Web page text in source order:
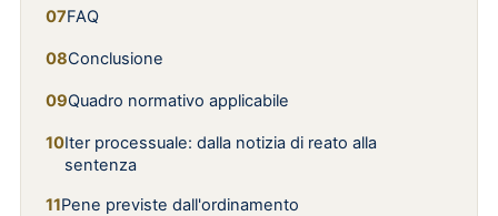
FAQ
Conclusione
Quadro normativo applicabile
Iter processuale: dalla notizia di reato alla
sentenza
Pene previste dall'ordinamento